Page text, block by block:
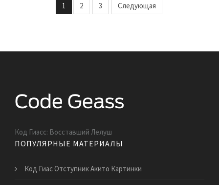
1 2 3 Следующая
Код Гиасс: Восставший Лелуш
ПОПУЛЯРНЫЕ МАТЕРИАЛЫ
Код Гиас Отступник Акито Картинки